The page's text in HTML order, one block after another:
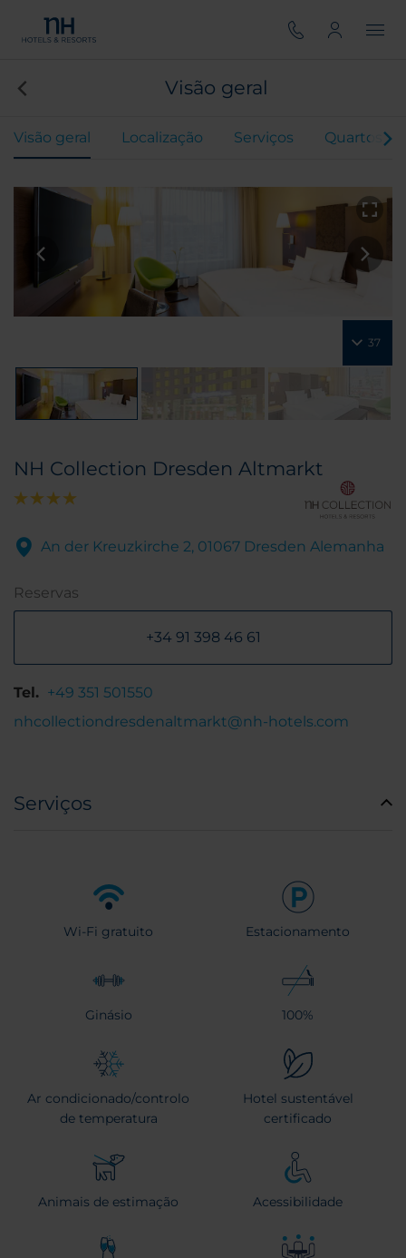
Visão geral
Visão geral Localização Serviços Quartos
37
NH Collection Dresden Altmarkt
An der Kreuzkirche 2, 01067 Dresden Alemanha
Reservas
+34 91 398 46 61
Tel. +49 351 501550
nhcollectiondresdenaltmarkt@nh-hotels.com
Serviços
Wi-Fi gratuito Estacionamento
Ginásio 100%
Ar condicionado/controlo
de temperatura
Hotel sustentável
certificado
Animais de estimação Acessibilidade